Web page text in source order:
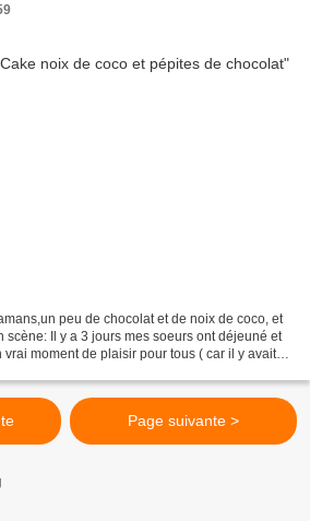
peu de chocolat et de noix de coco, et
scène: Il y a 3 jours mes soeurs ont déjeuné et
moment de plaisir pour tous ( car il y avait
Page suivante >